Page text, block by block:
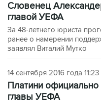
Словенец
главой УЕФА
За 48-летнего юриста
ранее о намерении
заявлял Виталий Мутко
14 сентября 2016 года 11:23
Платини официально
главы УЕФА